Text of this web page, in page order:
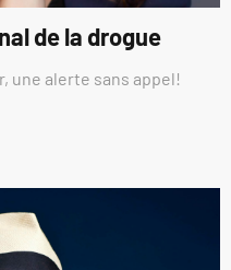
de la drogue
une alerte sans appel!